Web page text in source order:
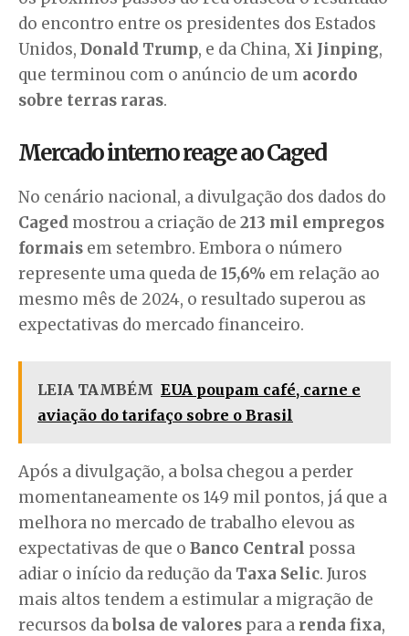
do encontro entre os presidentes dos Estados
Unidos, Donald Trump, e da China, Xi Jinping,
que terminou com o anúncio de um acordo
sobre terras raras.
Mercado interno reage ao Caged
No cenário nacional, a divulgação dos dados do
Caged mostrou a criação de 213 mil empregos
formais em setembro. Embora o número
represente uma queda de 15,6% em relação ao
mesmo mês de 2024, o resultado superou as
expectativas do mercado financeiro.
LEIA TAMBÉM EUA poupam café, carne e
aviação do tarifaço sobre o Brasil
Após a divulgação, a bolsa chegou a perder
momentaneamente os 149 mil pontos, já que a
melhora no mercado de trabalho elevou as
expectativas de que o Banco Central possa
adiar o início da redução da Taxa Selic. Juros
mais altos tendem a estimular a migração de
recursos dabolsa de valores para a renda fixa,